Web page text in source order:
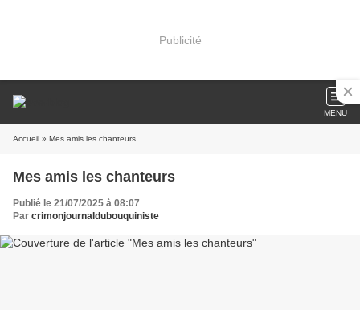
Publicité
MENU
Accueil » Mes amis les chanteurs
Mes amis les chanteurs
Publié le 21/07/2025 à 08:07
Par crimonjournaldubouquiniste